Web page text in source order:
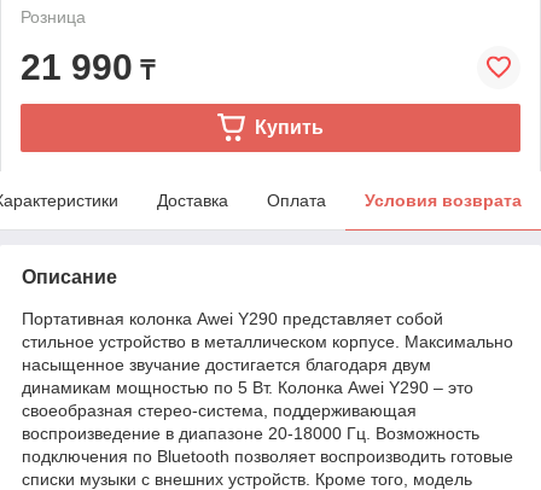
Розница
21 990 ₸
Купить
Доставка Оплата Условия возврата
Описание
Портативная колонка Awei Y290 представляет собой
стильное устройство в металлическом корпусе. Максимально
насыщенное звучание достигается благодаря двум
динамикам мощностью по 5 Вт. Колонка Awei Y290 – это
своеобразная стерео-система, поддерживающая
воспроизведение в диапазоне 20-18000 Гц. Возможность
подключения по Bluetooth позволяет воспроизводить готовые
списки музыки с внешних устройств. Кроме того, модель